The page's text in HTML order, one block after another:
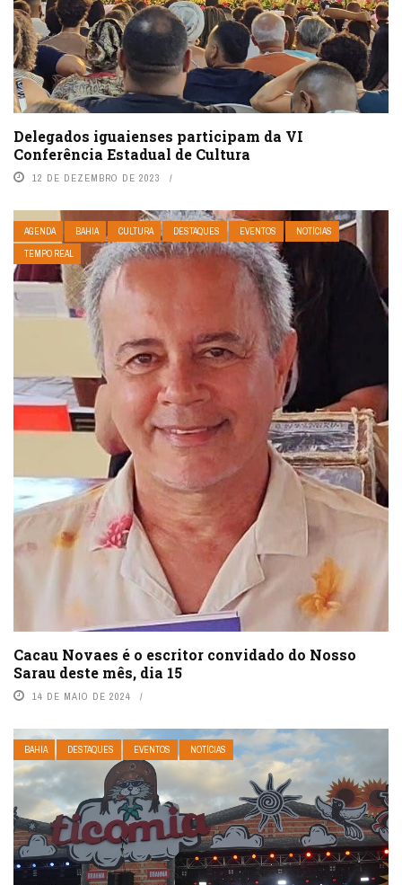
Delegados iguaienses participam da VI
Conferência Estadual de Cultura
12 DE DEZEMBRO DE 2023
AGENDA BAHIA CULTURA DESTAQUES EVENTOS
NOTÍCIAS
TEMPO REAL
Cacau Novaes é o escritor convidado do Nosso
Sarau deste mês, dia 15
14 DE MAIO DE 2024
BAHIA DESTAQUES EVENTOS NOTÍCIAS